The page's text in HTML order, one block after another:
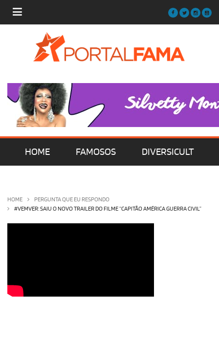
HOME FAMOSOS DIVERSICULT
HOME
PERGUNTA QUE EU RESPONDO
#VEMVER: SAIU O NOVO TRAILER DO FILME “CAPITÃO AMÉRICA GUERRA CIVIL”